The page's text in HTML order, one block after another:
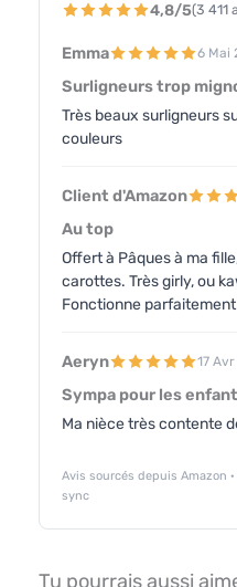
4,8/5(3 411
Emma 6 Mai
Surligneurs trop
Très beaux surligneurs
couleurs
Client d'Amazon
Au top
Offert à Pâques à ma
carottes. Très girly, ou
Fonctionne parfaitement
Aeryn 17
Sympa pour les
Ma nièce très contente
Avis sourcés depuis Amazon
sync
Tu pourrais aussi